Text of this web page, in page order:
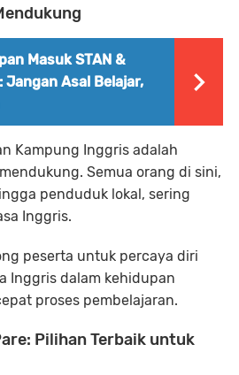
Masuk STAN &
Jangan Asal Belajar,
Kampung Inggris adalah
Semua orang di sini,
penduduk lokal, sering
Inggris.
peserta untuk percaya diri
Inggris dalam kehidupan
proses pembelajaran.
Pilihan Terbaik untuk